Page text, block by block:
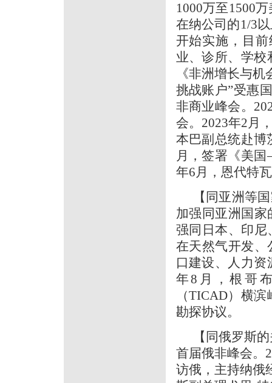
1000万至1500
在纳公司的1/3
开始实施，目
业、诊所、学校
《非洲增长与
挑战账户”受惠
非商业峰会。
会。2023年2月
本巴副总统赴博
月，签署《美
年6月，恩代特
【同亚洲等
加强同亚洲国
强同日本、印尼
在天然气开发、
口建设、人力资
年8月，根哥
（TICAD）横
勘探协议。
【同俄罗斯
首届俄非峰会。
访俄，主持纳俄